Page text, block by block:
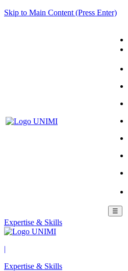
Skip to Main Content (Press Enter)
☰
Expertise & Skills
|
Expertise & Skills